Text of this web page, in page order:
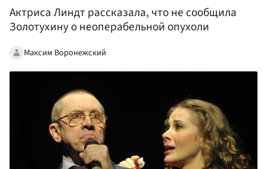
Актриса Линдт рассказала, что не сообщила
Золотухину о неоперабельной опухоли
Максим Воронежский